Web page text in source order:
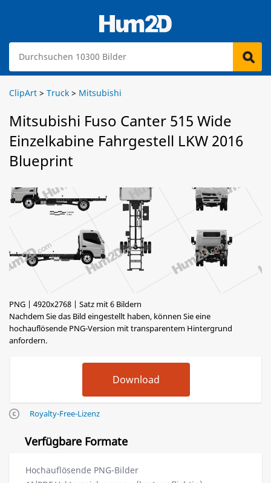
ClipArt > Truck > Mitsubishi
Mitsubishi Fuso Canter 515 Wide
Einzelkabine Fahrgestell LKW 2016
Blueprint
PNG | 4920x2768 | Satz mit 6 Bildern
Nachdem Sie das Bild eingestellt haben, können Sie eine
hochauflösende PNG-Version mit transparentem Hintergrund
anfordern.
Royalty-Free-Lizenz
Verfügbare Formate
Hochauflösende PNG-Bilder